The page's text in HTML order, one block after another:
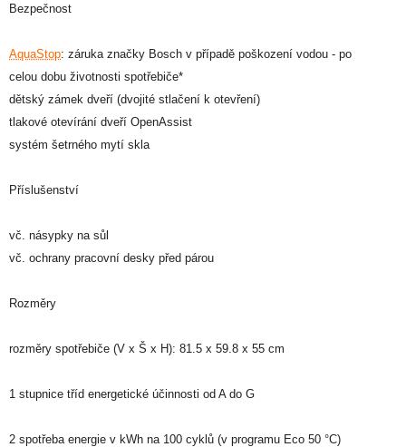
Bezpečnost
AquaStop: záruka značky Bosch v případě poškození vodou - po
celou dobu životnosti spotřebiče*
dětský zámek dveří (dvojité stlačení k otevření)
tlakové otevírání dveří OpenAssist
systém šetrného mytí skla
Příslušenství
vč. násypky na sůl
vč. ochrany pracovní desky před párou
Rozměry
rozměry spotřebiče (V x Š x H): 81.5 x 59.8 x 55 cm
1 stupnice tříd energetické účinnosti od A do G
2 spotřeba energie v kWh na 100 cyklů (v programu Eco 50 °C)